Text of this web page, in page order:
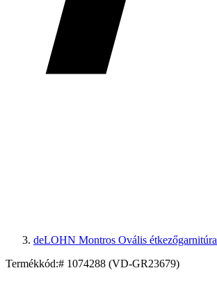
deLOHN Montros Ovális étkezőgarnitúra
Termékkód:# 1074288 (VD-GR23679)